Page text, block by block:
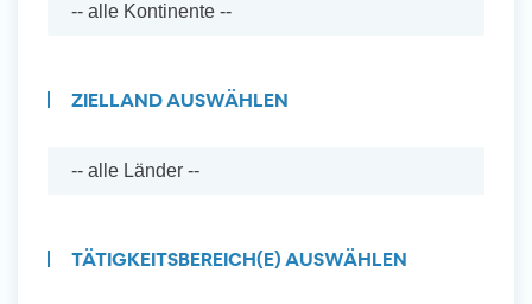
ZIELLAND AUSWÄHLEN
TÄTIGKEITSBEREICH(E) AUSWÄHLEN